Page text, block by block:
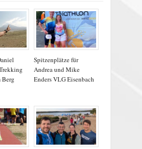
Berg
Spitzenplätze für
Andrea und Mike
Enders VLG Eisenbach